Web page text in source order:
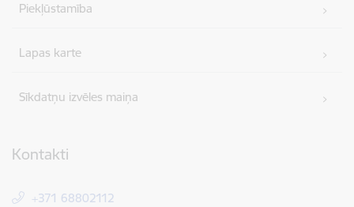
Piekļūstamība
Lapas karte
Sīkdatņu izvēles maiņa
Kontakti
+371 68802112